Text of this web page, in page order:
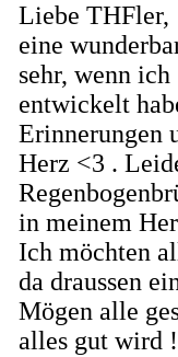
Liebe THFler,
eine
sehr, wenn
entwickelt
Erinnerungen
Herz <3 .
in meinem
Ich möchten
da draussen
Mögen alle
alles gut wird !